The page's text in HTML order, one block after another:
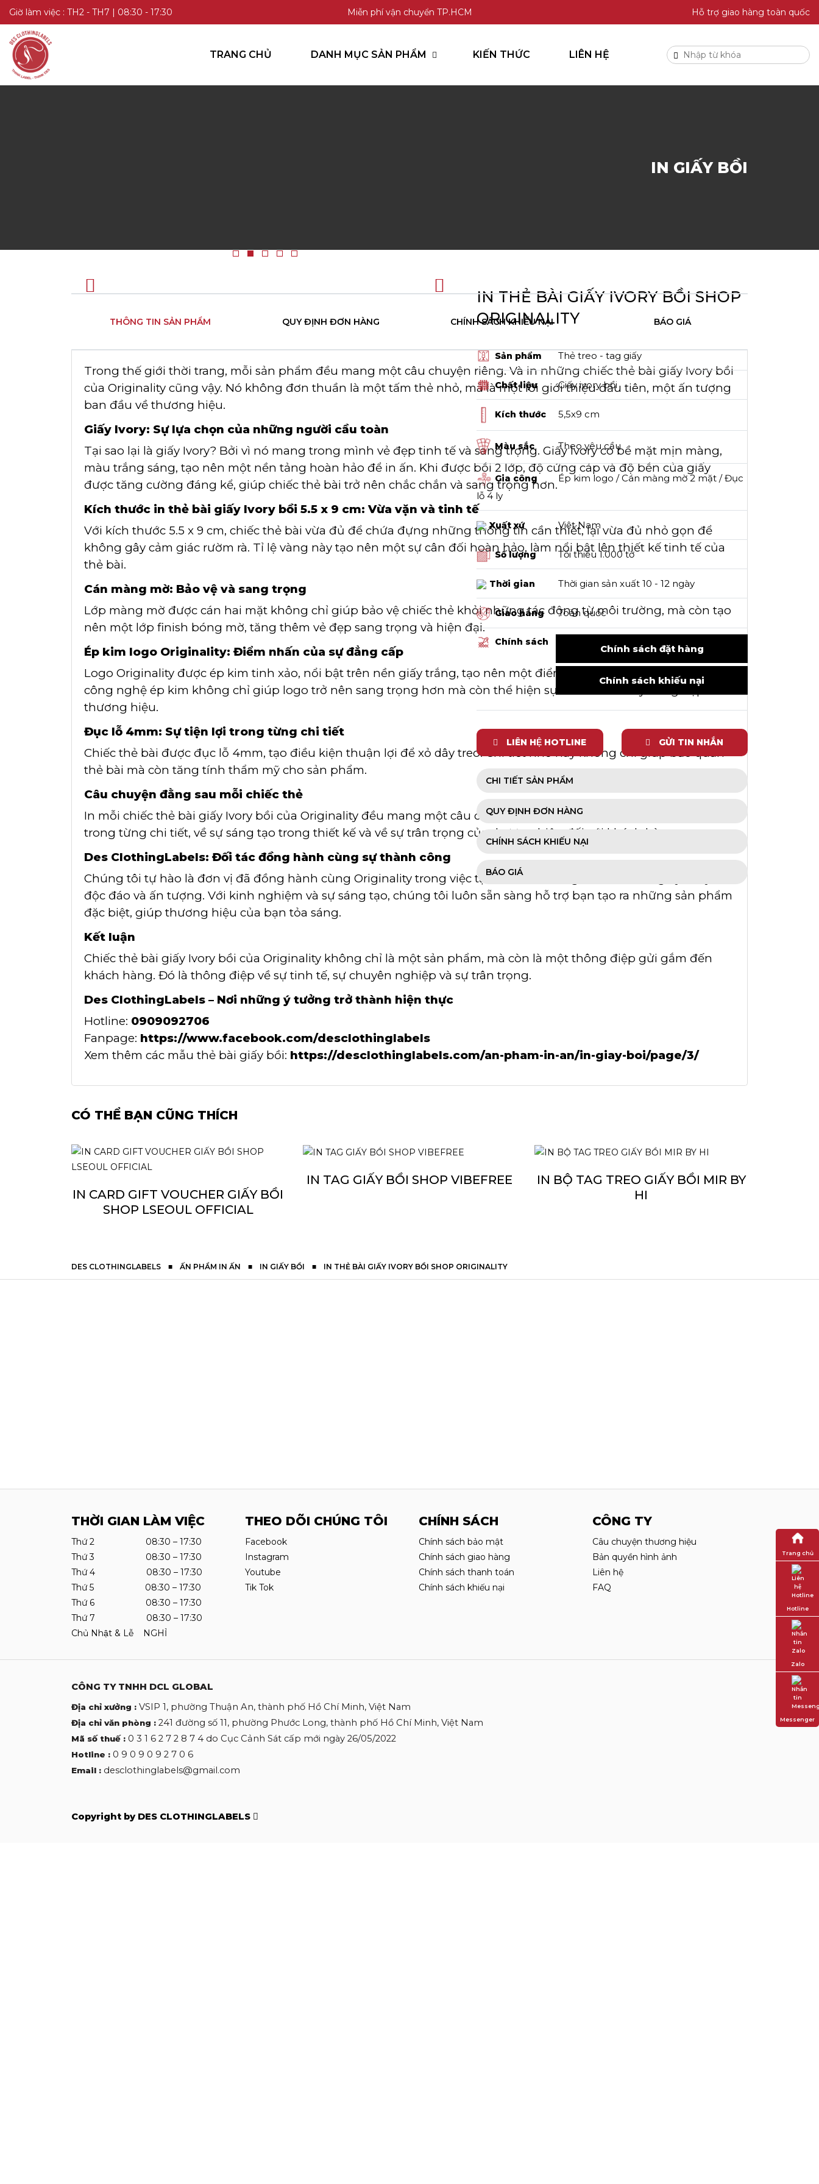
Giờ làm việc : TH2 - TH7 | 08:30 - 17:30 Miễn phí vận chuyển TP.HCM Hỗ trợ giao hàng toàn quốc
TRANG CHỦ DANH MỤC SẢN PHẨM KIẾN THỨC LIÊN HỆ
IN GIẤY BỒI
IN THẺ BÀI GIẤY IVORY BỒI SHOP
ORIGINALITY
Sản phẩm Thẻ treo - tag giấy
Chất liệu Giấy ivory bồi
Kích thước 5,5x9 cm
Màu sắc Theo yêu cầu
Gia công
Ép kim logo / Cán màng mờ 2 mặt / Đục
lỗ 4 ly
Xuất xứ Việt Nam
Số lượng Tối thiểu 1.000 tờ
Thời gian Thời gian sản xuất 10 - 12 ngày
Giao hàng Toàn quốc
Chính sách
Chính sách đặt hàng
Chính sách khiếu nại
LIÊN HỆ HOTLINE GỬI TIN NHẮN
CHI TIẾT SẢN PHẨM
QUY ĐỊNH ĐƠN HÀNG
CHÍNH SÁCH KHIẾU NẠI
BÁO GIÁ
THÔNG TIN SẢN PHẨM QUY ĐỊNH ĐƠN HÀNG CHÍNH SÁCH KHIẾU NẠI BÁO GIÁ
Trong thế giới thời trang, mỗi sản phẩm đều mang một câu chuyện riêng. Và in những chiếc thẻ bài giấy Ivory bồi
của Originality cũng vậy. Nó không đơn thuần là một tấm thẻ nhỏ, mà là một lời giới thiệu đầu tiên, một ấn tượng
ban đầu về thương hiệu.
Giấy Ivory: Sự lựa chọn của những người cầu toàn
Tại sao lại là giấy Ivory? Bởi vì nó mang trong mình vẻ đẹp tinh tế và sang trọng. Giấy Ivory có bề mặt mịn màng,
màu trắng sáng, tạo nên một nền tảng hoàn hảo để in ấn. Khi được bồi 2 lớp, độ cứng cáp và độ bền của giấy
được tăng cường đáng kể, giúp chiếc thẻ bài trở nên chắc chắn và sang trọng hơn.
Kích thước in thẻ bài giấy Ivory bồi 5.5 x 9 cm: Vừa vặn và tinh tế
Với kích thước 5.5 x 9 cm, chiếc thẻ bài vừa đủ để chứa đựng những thông tin cần thiết, lại vừa đủ nhỏ gọn để
không gây cảm giác rườm rà. Tỉ lệ vàng này tạo nên một sự cân đối hoàn hảo, làm nổi bật lên thiết kế tinh tế của
thẻ bài.
Cán màng mờ: Bảo vệ và sang trọng
Lớp màng mờ được cán hai mặt không chỉ giúp bảo vệ chiếc thẻ khỏi những tác động từ môi trường, mà còn tạo
nên một lớp finish bóng mờ, tăng thêm vẻ đẹp sang trọng và hiện đại.
Ép kim logo Originality: Điểm nhấn của sự đẳng cấp
Logo Originality được ép kim tinh xảo, nổi bật trên nền giấy trắng, tạo nên một điểm nhấn ấn tượng. Việc sử dụng
công nghệ ép kim không chỉ giúp logo trở nên sang trọng hơn mà còn thể hiện sự đầu tư và chuyên nghiệp của
thương hiệu.
Đục lỗ 4mm: Sự tiện lợi trong từng chi tiết
Chiếc thẻ bài được đục lỗ 4mm, tạo điều kiện thuận lợi để xỏ dây treo. Chi tiết nhỏ này không chỉ giúp bảo quản
thẻ bài mà còn tăng tính thẩm mỹ cho sản phẩm.
Câu chuyện đằng sau mỗi chiếc thẻ
In mỗi chiếc thẻ bài giấy Ivory bồi của Originality đều mang một câu chuyện riêng. Đó là câu chuyện về sự tỉ mỉ
trong từng chi tiết, về sự sáng tạo trong thiết kế và về sự trân trọng của thương hiệu đối với khách hàng.
Des ClothingLabels: Đối tác đồng hành cùng sự thành công
Chúng tôi tự hào là đơn vị đã đồng hành cùng Originality trong việc tạo ra và in những chiếc thẻ bài giấy Ivory bồi
độc đáo và ấn tượng. Với kinh nghiệm và sự sáng tạo, chúng tôi luôn sẵn sàng hỗ trợ bạn tạo ra những sản phẩm
đặc biệt, giúp thương hiệu của bạn tỏa sáng.
Kết luận
Chiếc thẻ bài giấy Ivory bồi của Originality không chỉ là một sản phẩm, mà còn là một thông điệp gửi gắm đến
khách hàng. Đó là thông điệp về sự tinh tế, sự chuyên nghiệp và sự trân trọng.
Des ClothingLabels – Nơi những ý tưởng trở thành hiện thực
Hotline: 0909092706
Fanpage: https://www.facebook.com/desclothinglabels
Xem thêm các mẫu thẻ bài giấy bồi: https://desclothinglabels.com/an-pham-in-an/in-giay-boi/page/3/
CÓ THỂ BẠN CŨNG THÍCH
IN CARD GIFT VOUCHER GIẤY BỒI
SHOP LSEOUL OFFICIAL
IN TAG GIẤY BỒI SHOP VIBEFREE
IN BỘ TAG TREO GIẤY BỒI MIR BY
HI
DES CLOTHINGLABELS ■ ẤN PHẨM IN ẤN ■ IN GIẤY BỒI ■ IN THẺ BÀI GIẤY IVORY BỒI SHOP ORIGINALITY
THỜI GIAN LÀM VIỆC
Thứ 2 08:30 – 17:30
Thứ 3 08:30 – 17:30
Thứ 4 08:30 – 17:30
Thứ 5 08:30 – 17:30
Thứ 6 08:30 – 17:30
Thứ 7 08:30 – 17:30
Chủ Nhật & Lễ NGHỈ
THEO DÕI CHÚNG TÔI
Facebook
Instagram
Youtube
Tik Tok
CHÍNH SÁCH
Chính sách bảo mật
Chính sách giao hàng
Chính sách thanh toán
Chính sách khiếu nại
CÔNG TY
Câu chuyện thương hiệu
Bản quyền hình ảnh
Liên hệ
FAQ
CÔNG TY TNHH DCL GLOBAL
Địa chỉ xưởng : VSIP 1, phường Thuận An, thành phố Hồ Chí Minh, Việt Nam
Địa chỉ văn phòng : 241 đường số 11, phường Phước Long, thành phố Hồ Chí Minh, Việt Nam
Mã số thuế : 0 3 1 6 2 7 2 8 7 4 do Cục Cảnh Sát cấp mới ngày 26/05/2022
Hotline : 0 9 0 9 0 9 2 7 0 6
Email : desclothinglabels@gmail.com
Copyright by DES CLOTHINGLABELS
TRANG CHỦ
DANH MỤC SẢN PHẨM
KIẾN THỨC
Trang chủ
Hotline
Zalo
Messenger